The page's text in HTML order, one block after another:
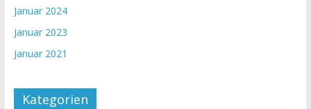
Januar 2024
Januar 2023
Januar 2021
Kategorien